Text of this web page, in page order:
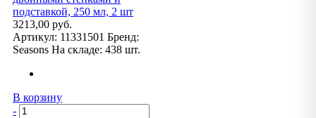
подставкой, 250 мл, 2 шт
3213,00 руб.
Артикул: 11331501 Бренд:
Seasons На складе: 438 шт.
В корзину
-